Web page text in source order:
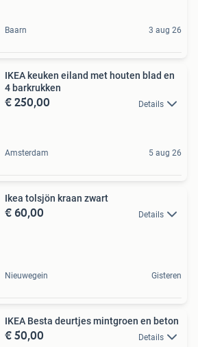
Baarn 3 aug 26
IKEA keuken eiland met houten blad en
4 barkrukken
€ 250,00 Details
Amsterdam 5 aug 26
Ikea tolsjön kraan zwart
€ 60,00 Details
Nieuwegein Gisteren
IKEA Besta deurtjes mintgroen en beton
€ 50,00 Details